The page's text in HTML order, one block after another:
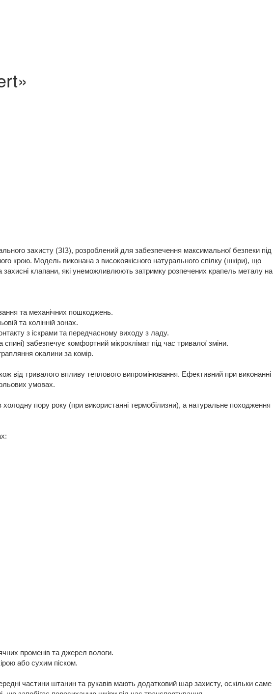
захисту (ЗІЗ), розроблений для забезпечення максимальної безпеки під
крою. Модель виконана з високоякісного натурального спілку (шкіри), що
клапани, які унеможливлюють затримку розпечених крапель металу на
та механічних пошкоджень.
та колінній зонах.
з іскрами та передчасному виходу з ладу.
забезпечує комфортний мікроклімат під час тривалої зміни.
окалини за комір.
від тривалого впливу теплового випромінювання. Ефективний при виконанні
умовах.
пору року (при використанні термобілизни), а натуральне походження
променів та джерел вологи.
або сухим піском.
частини штанин та рукавів мають додатковий шар захисту, оскільки саме